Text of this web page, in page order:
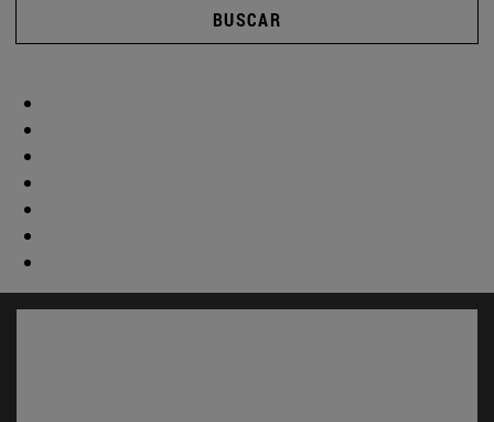
BUSCAR